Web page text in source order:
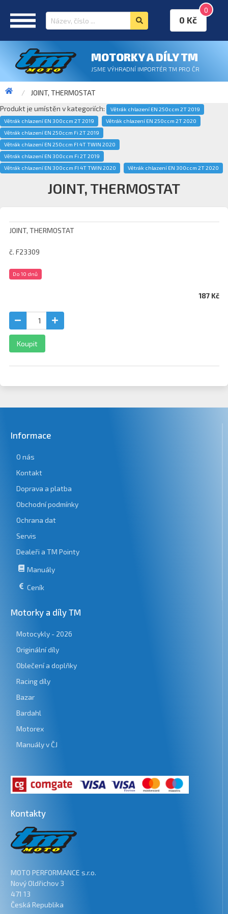
0
0 Kč
MOTORKY A DÍLY TM
JSME VÝHRADNÍ IMPORTÉR TM PRO ČR
JOINT, THERMOSTAT
Produkt je umístěn v kategoriích:
Větrák chlazení EN 250ccm 2T 2019
Větrák chlazení EN 300ccm 2T 2019
Větrák chlazení EN 250ccm 2T 2020
Větrák chlazení EN 250ccm Fi 2T 2019
Větrák chlazení EN 250ccm FI 4T TWIN 2020
Větrák chlazení EN 300ccm Fi 2T 2019
Větrák chlazení EN 300ccm FI 4T TWIN 2020
Větrák chlazení EN 300ccm 2T 2020
JOINT, THERMOSTAT
JOINT, THERMOSTAT
č. F23309
Do 10 dnů
187 Kč
Koupit
Informace
O nás
Kontakt
Doprava a platba
Obchodní podmínky
Ochrana dat
Servis
Dealeři a TM Pointy
Manuály
Ceník
Motorky a díly TM
Motocykly - 2026
Originální díly
Oblečení a doplňky
Racing díly
Bazar
Bardahl
Motorex
Manuály v ČJ
Kontakty
MOTO PERFORMANCE s.r.o.
Nový Oldřichov 3
471 13
Česká Republika